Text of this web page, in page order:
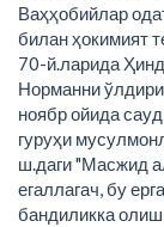
Ваҳҳобийлар
билан ҳокимият
70-й.ларида
Норманни
ноябр ойида
гуруҳи
ш.даги "Масжид
егаллагач, бу
бандиликка